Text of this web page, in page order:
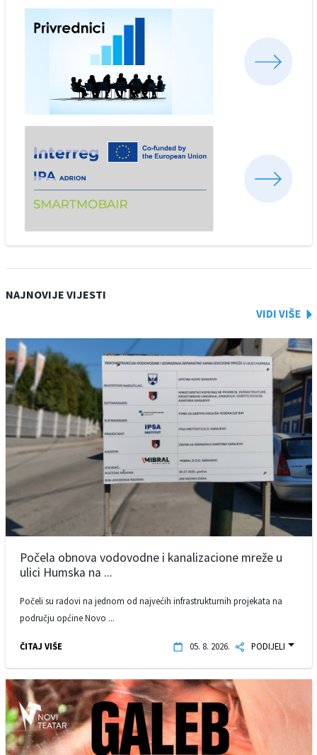
NAJNOVIJE VIJESTI
Počela obnova vodovodne i kanalizacione mreže u
ulici Humska na ...
Počeli su radovi na jednom od najvećih infrastrukturnih projekata na
području općine Novo ...
ČITAJ VIŠE 05. 8. 2026. PODIJELI